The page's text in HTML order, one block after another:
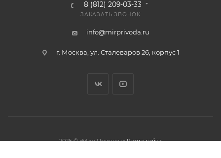
8 (812) 209-03-33
ЗАКАЗАТЬ ЗВОНОК
info@mirprivoda.ru
г. Москва, ул. Сталеваров 26, корпус 1
2026 © «Мир Привода» Карта сайта